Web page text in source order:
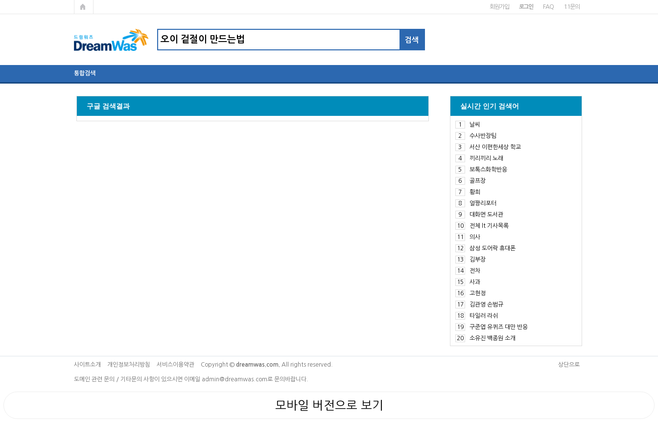
회원가입 로그인 FAQ 1:1문의
통합검색
실시간 인기 검색어
1
날씨
2
수사반장팀
3
서산 이편한세상 학교
4
끼리끼리 노래
5
보톡스화학반응
6
골프장
7
황희
8
얼짱리포터
9
대화면 도서관
10
전체 lt 기사목록
11
의사
12
삼성 도어락 휴대폰
13
김부장
14
전차
15
사과
16
고현정
17
김관영 손범규
18
타일러 라쉬
19
구준엽 유퀴즈 대만 반응
20
소유진 백종원 소개
구글 검색결과
사이트소개 개인정보처리방침 서비스이용약관 Copyright © dreamwas.com. All rights reserved. 상단으로
도메인 관련 문의 / 기타문의 사항이 있으시면 이메일 admin@dreamwas.com로 문의바랍니다.
모바일 버전으로 보기